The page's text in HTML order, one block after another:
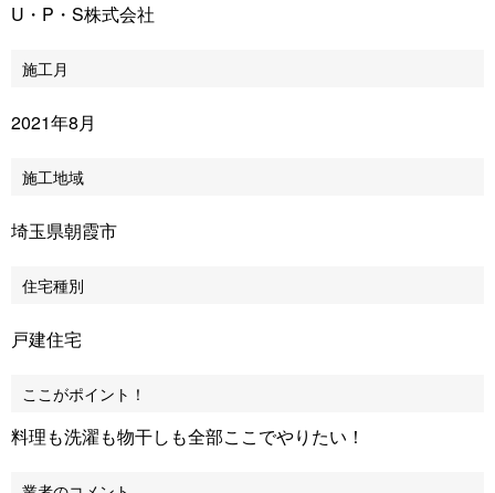
U・P・S株式会社
施工月
2021年8月
施工地域
埼玉県朝霞市
住宅種別
戸建住宅
ここがポイント！
料理も洗濯も物干しも全部ここでやりたい！